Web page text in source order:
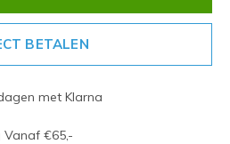
BETALEN
met Klarna
Vanaf €65,-